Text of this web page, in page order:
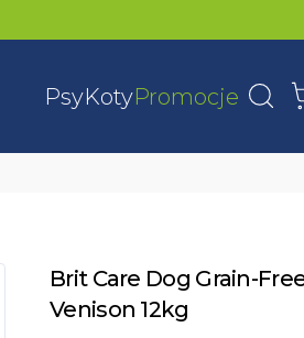
PsyKotyPromocje
Brit Care Dog Grain-
Venison 12kg